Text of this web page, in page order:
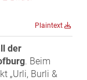
Plaintext
der
. Beim
„Urli, Burli &